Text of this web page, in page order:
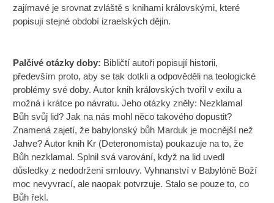
zajímavé je srovnat zvláště s knihami královskými, které
popisují stejné období izraelských dějin.
Palčivé otázky doby: Bibličtí autoři popisují historii,
především proto, aby se tak dotkli a odpověděli na teologické
problémy své doby. Autor knih královských tvořil v exilu a
možná i krátce po návratu. Jeho otázky zněly: Nezklamal
Bůh svůj lid? Jak na nás mohl něco takového dopustit?
Znamená zajetí, že babylonský bůh Marduk je mocnější než
Jahve? Autor knih Kr (Deteronomista) poukazuje na to, že
Bůh nezklamal. Splnil svá varování, když na lid uvedl
důsledky z nedodržení smlouvy. Vyhnanství v Babylóně Boží
moc nevyvrací, ale naopak potvrzuje. Stalo se pouze to, co
Bůh řekl.